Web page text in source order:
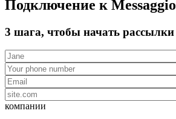
Подключение к Messaggio
3 шага, чтобы начать рассылки
компании